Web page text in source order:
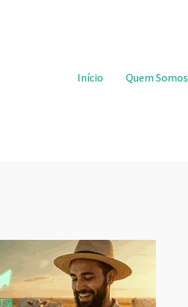
Pular para o conteúdo
Início Quem Somos